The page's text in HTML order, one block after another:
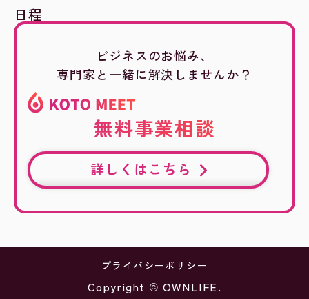
日程
ビジネスのお悩み、
専門家と一緒に解決しませんか？
無料事業相談
詳しくはこちら
プライバシーポリシー
Copyright © OWNLIFE.